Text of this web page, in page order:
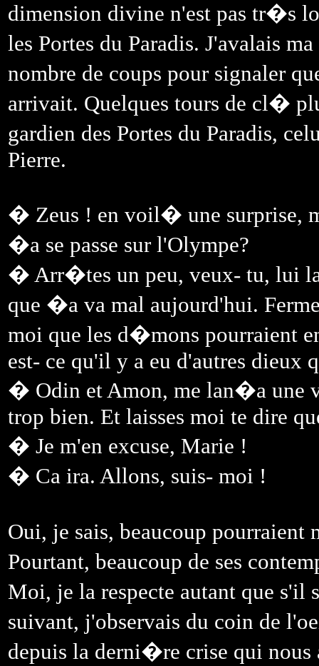
dimension divine n'est pas tr�s
les Portes du Paradis. J'avalais
nombre de coups pour signaler
arrivait. Quelques tours de cl�
gardien des Portes du Paradis,
Pierre.
� Zeus ! en voil� une surprise,
�a se passe sur l'Olympe?
� Arr�tes un peu, veux- tu, lui
que �a va mal aujourd'hui.
moi que les d�mons pourraient
est- ce qu'il y a eu d'autres dieux
� Odin et Amon, me lan�a une
trop bien. Et laisses moi te dire
� Je m'en excuse, Marie !
� Ca ira. Allons, suis- moi !
Oui, je sais, beaucoup
Pourtant, beaucoup de ses
Moi, je la respecte autant que s'il
suivant, j'observais du coin de
depuis la derni�re crise qui